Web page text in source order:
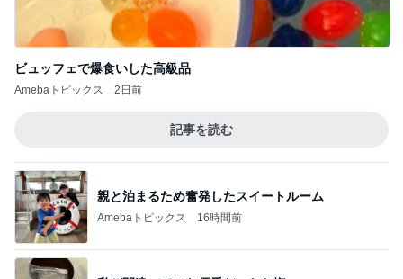
ビュッフェで爆食いした高級品
Amebaトピックス 2日前
記事を読む
親と泊まるため奮発したスイートルーム
Amebaトピックス 16時間前